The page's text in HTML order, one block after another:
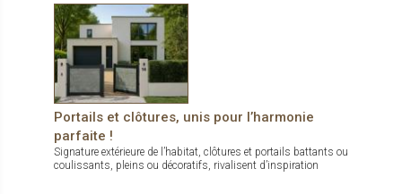
Portails et clôtures, unis pour l’harmonie
parfaite !
Signature extérieure de l’habitat, clôtures et portails battants ou
coulissants, pleins ou décoratifs, rivalisent d’inspiration